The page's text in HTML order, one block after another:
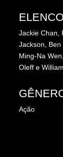
ELENCO
Jackie Chan,
Jackson,
Ben
Ming-Na Wen,
Oleff e
Ação